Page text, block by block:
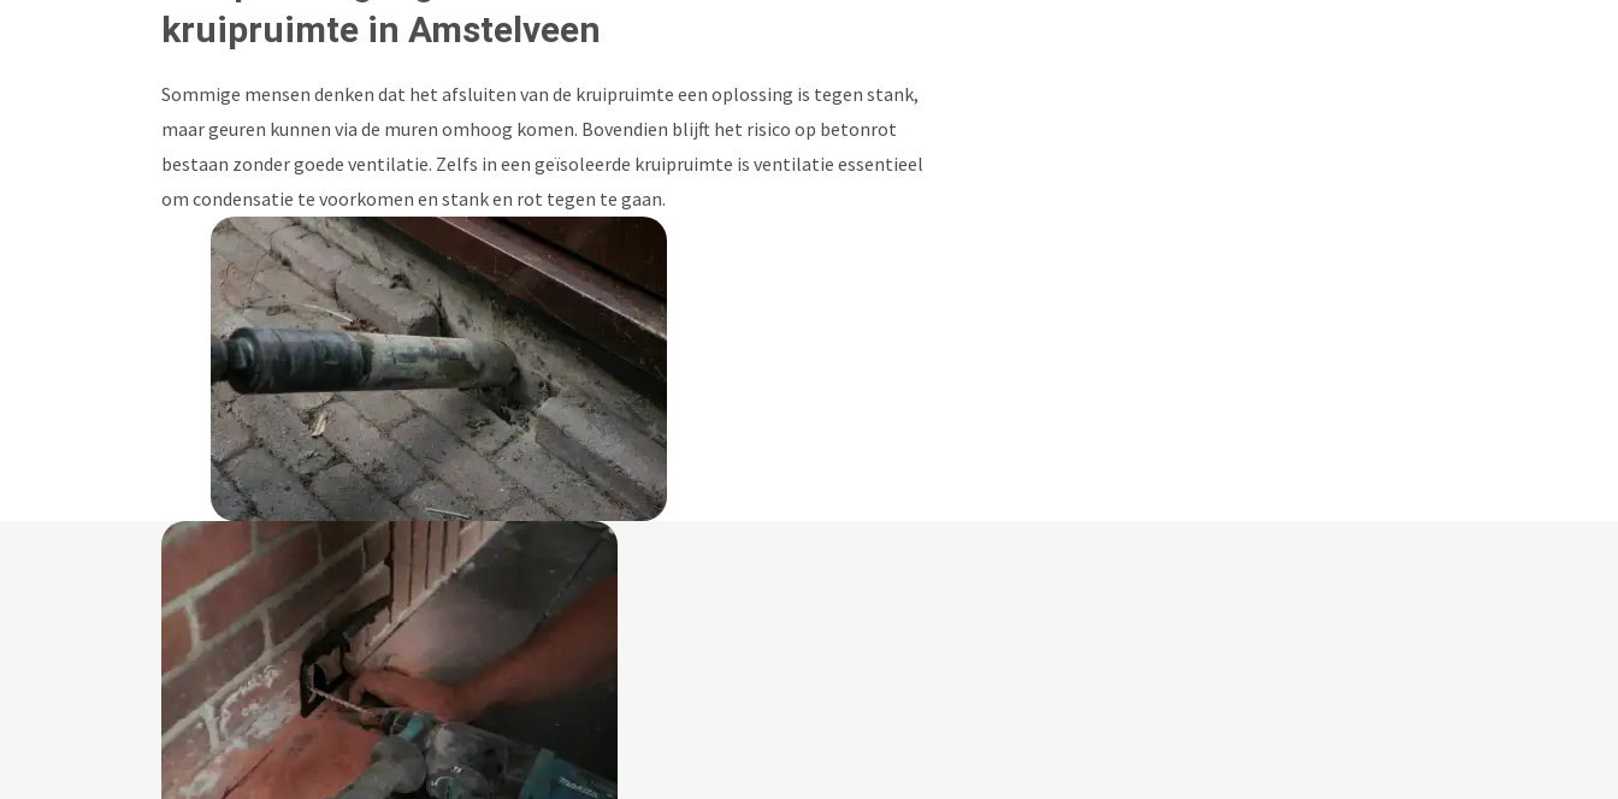
kruipruimte in Amstelveen
Sommige mensen denken dat het afsluiten van de kruipruimte een oplossing is tegen stank,
maar geuren kunnen via de muren omhoog komen. Bovendien blijft het risico op betonrot
bestaan zonder goede ventilatie. Zelfs in een geïsoleerde kruipruimte is ventilatie essentieel
om condensatie te voorkomen en stank en rot tegen te gaan.